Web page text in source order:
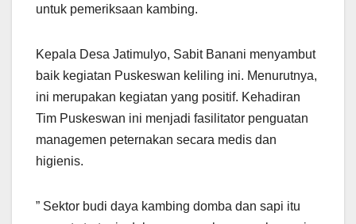
untuk pemeriksaan kambing.
Kepala Desa Jatimulyo, Sabit Banani menyambut
baik kegiatan Puskeswan keliling ini. Menurutnya,
ini merupakan kegiatan yang positif. Kehadiran
Tim Puskeswan ini menjadi fasilitator penguatan
managemen peternakan secara medis dan
higienis.
” Sektor budi daya kambing domba dan sapi itu